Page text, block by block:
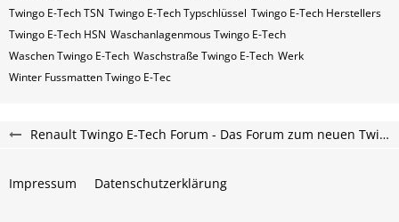
Twingo E-Tech​​​​ TSN Twingo E-Tech​​​​ Typschlüssel Twingo E-Tech​​​​​ Herstellers
Twingo E-Tech​​​​​ HSN Waschanlagenmous Twingo E-Tech
Waschen Twingo E-Tech Waschstraße Twingo E-Tech Werk
Winter Fussmatten Twingo E-Tec
Renault Twingo E-Tech Forum - Das Forum zum neuen Twingo ab 2025
Impressum Datenschutzerklärung